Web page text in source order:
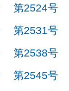
第2524号
第2531号
第2538号
第2545号